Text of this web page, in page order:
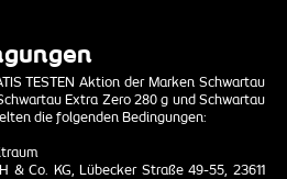
TESTEN Aktion der Marken Schwartau
Extra Zero 280 g und Schwartau
die folgenden Bedingungen:
& Co. KG, Lübecker Straße 49-55, 23611